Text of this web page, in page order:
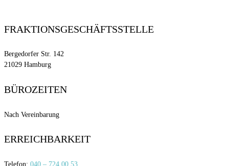
FRAKTIONSGESCHÄFTSSTELLE
Bergedorfer Str. 142
21029 Hamburg
BÜROZEITEN
Nach Vereinbarung
ERREICHBARKEIT
Telefon: 040 – 724 00 53